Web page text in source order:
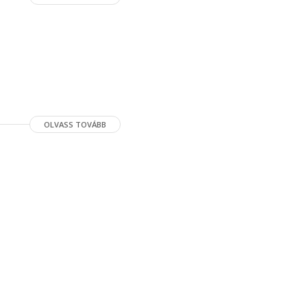
OLVASS TOVÁBB